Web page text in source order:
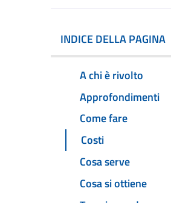
INDICE DELLA PAGINA
A chi è rivolto
Approfondimenti
Come fare
Costi
Cosa serve
Cosa si ottiene